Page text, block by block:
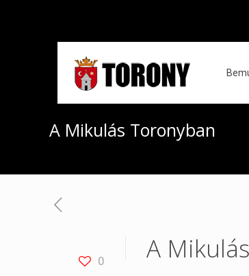
A Mikulás Toronyban
0 A